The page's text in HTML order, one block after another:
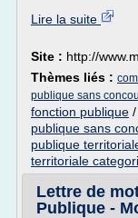
Lire la suite
Site : http://
Thèmes liés :
publique sans
fonction publique /
publique sans
publique
territoriale
Lettre de
Publique -